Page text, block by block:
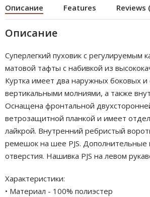
Описание Features Reviews
Описание
Суперлегкий пуховик с
матовой тафты с набивкой из
Куртка имеет два наружных боковых
вертикальными молниями, а также
Оснащена фронтальной
ветрозащитной планкой и имеет
лайкрой. Внутренний ребристый
ремешок на шее PJS. Дополнительные
отверстия. Нашивка PJS на левом
Характеристики:
• Материал - 100% полиэстер